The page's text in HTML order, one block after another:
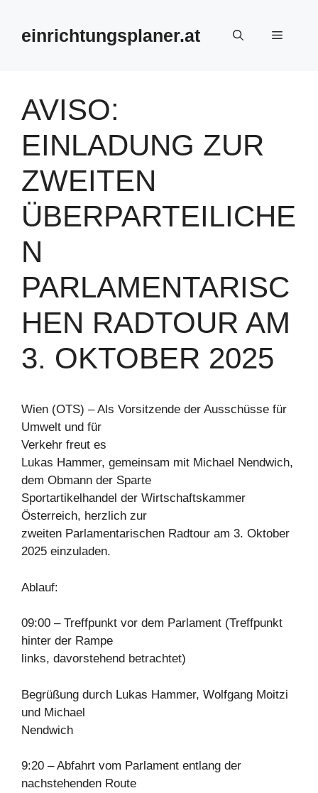
springeneinrichtungsplaner.at Menü
AVISO:
EINLADUNG ZUR
ZWEITEN
ÜBERPARTEILICHE
N
PARLAMENTARISC
HEN RADTOUR AM
3. OKTOBER 2025
Wien (OTS) – Als Vorsitzende der Ausschüsse für
Umwelt und für
Verkehr freut es
Lukas Hammer, gemeinsam mit Michael Nendwich,
dem Obmann der Sparte
Sportartikelhandel der Wirtschaftskammer
Österreich, herzlich zur
zweiten Parlamentarischen Radtour am 3. Oktober
2025 einzuladen.
Ablauf:
09:00 – Treffpunkt vor dem Parlament (Treffpunkt
hinter der Rampe
links, davorstehend betrachtet)
Begrüßung durch Lukas Hammer, Wolfgang Moitzi
und Michael
Nendwich
9:20 – Abfahrt vom Parlament entlang der
nachstehenden Route